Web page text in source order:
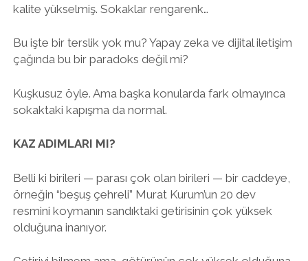
kalite yükselmiş. Sokaklar rengarenk…
Bu işte bir terslik yok mu? Yapay zeka ve dijital iletişim
çağında bu bir paradoks değil mi?
Kuşkusuz öyle. Ama başka konularda fark olmayınca
sokaktaki kapışma da normal.
KAZ ADIMLARI MI?
Belli ki birileri — parası çok olan birileri — bir caddeye,
örneğin “beşuş çehreli” Murat Kurum’un 20 dev
resmini koymanın sandıktaki getirisinin çok yüksek
olduğuna inanıyor.